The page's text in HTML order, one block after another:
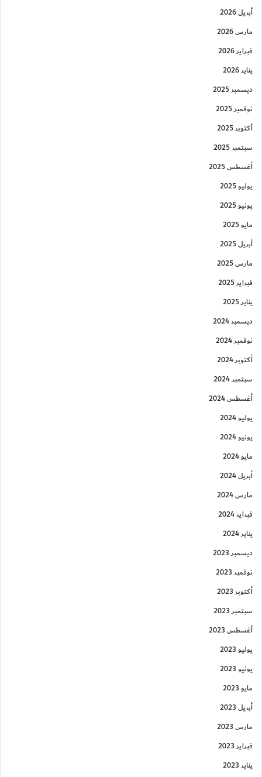
أبريل 2026
مارس 2026
فبراير 2026
يناير 2026
ديسمبر 2025
نوفمبر 2025
أكتوبر 2025
سبتمبر 2025
أغسطس 2025
يوليو 2025
يونيو 2025
مايو 2025
أبريل 2025
مارس 2025
فبراير 2025
يناير 2025
ديسمبر 2024
نوفمبر 2024
أكتوبر 2024
سبتمبر 2024
أغسطس 2024
يوليو 2024
يونيو 2024
مايو 2024
أبريل 2024
مارس 2024
فبراير 2024
يناير 2024
ديسمبر 2023
نوفمبر 2023
أكتوبر 2023
سبتمبر 2023
أغسطس 2023
يوليو 2023
يونيو 2023
مايو 2023
أبريل 2023
مارس 2023
فبراير 2023
يناير 2023